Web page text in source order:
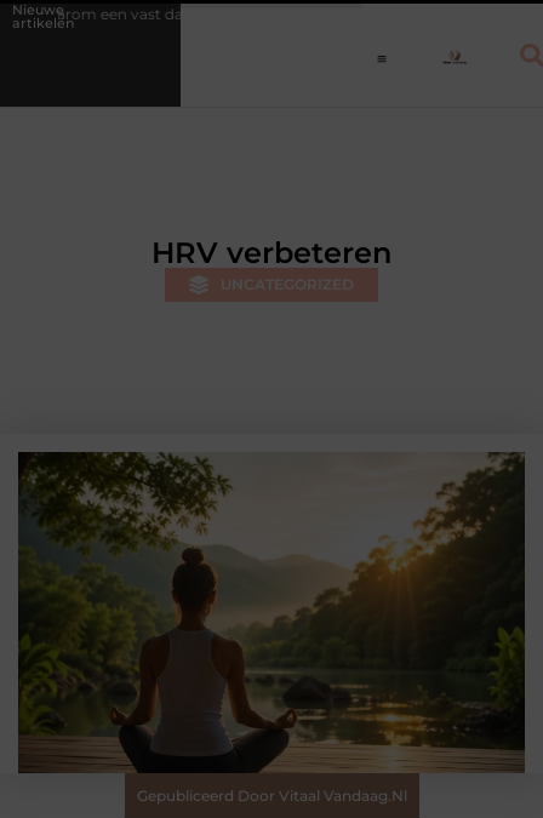
Nieuwe
artikelenherstel versnelt bij jongeren
HRV verbeteren
UNCATEGORIZED
Gepubliceerd Door Vitaal Vandaag.nl